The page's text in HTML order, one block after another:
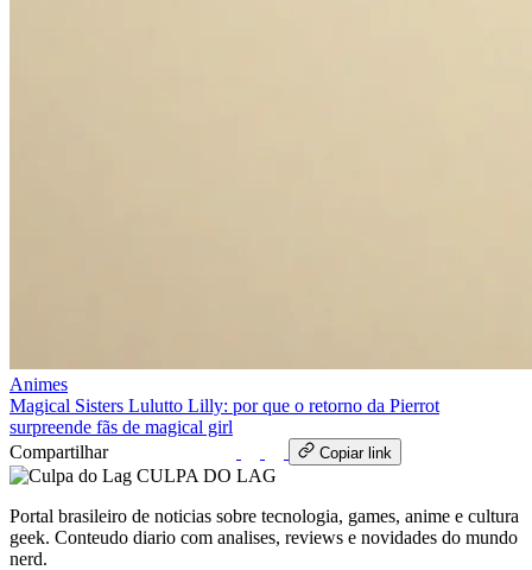
Animes
Magical Sisters Lulutto Lilly: por que o retorno da Pierrot
surpreende fãs de magical girl
Compartilhar
Copiar link
CULPA DO LAG
Portal brasileiro de noticias sobre tecnologia, games, anime e cultura
geek. Conteudo diario com analises, reviews e novidades do mundo
nerd.